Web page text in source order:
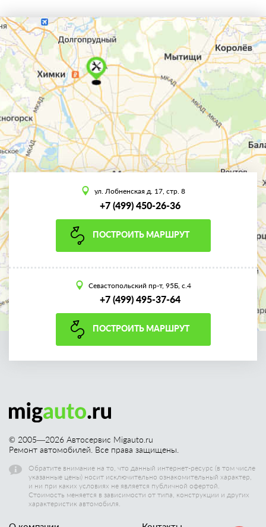
ул. Лобненская д. 17, стр. 8
+7 (499) 450-26-36
ПОСТРОИТЬ МАРШРУТ
Севастопольский пр-т, 95Б, с.4
+7 (499) 495-37-64
ПОСТРОИТЬ МАРШРУТ
© 2005—2026 Автосервис Migauto.ru
Ремонт автомобилей. Все права защищены.
Обратите внимание на то, что данный интернет-ресурс (в том числе
указанные цены) носит исключительно ознакомительный характер,
и ни при каких условиях не является публичной офертой.
Стоимость меняется в зависимости от типа, конструкции и других
характеристик автомобиля.